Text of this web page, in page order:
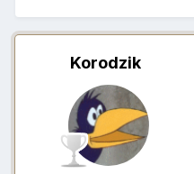
Korodzik